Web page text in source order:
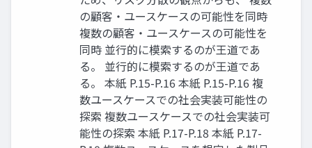
の顧客・ユースケースの可能性を同時
複数の顧客・ユースケースの可能性を
同時 並行的に模索するのが王道であ
る。 並行的に模索するのが王道であ
る。 本紙 P.15-P.16 本紙 P.15-P.16 複
数ユースケースでの社会実装可能性の
探索 複数ユースケースでの社会実装可
能性の探索 本紙 P.17-P.18 本紙 P.17-